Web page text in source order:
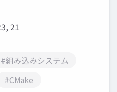
21
#組み込みシステム
#CMake